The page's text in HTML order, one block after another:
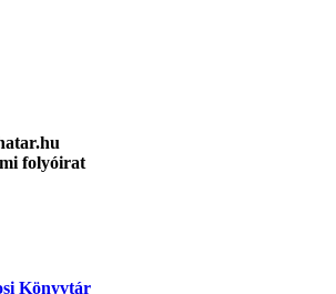
folyóirat
Könyvtár